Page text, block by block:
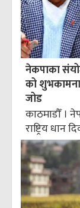
नेकपाका
को
जोड
काठमाडौँ ।
राष्ट्रिय धान